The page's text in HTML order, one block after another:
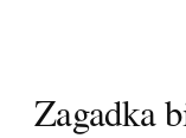
Zagadka